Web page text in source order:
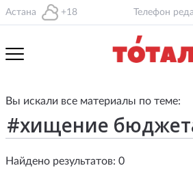
Астана +18 Телефон
Вы искали все материалы по теме:
Найдено результатов: 0